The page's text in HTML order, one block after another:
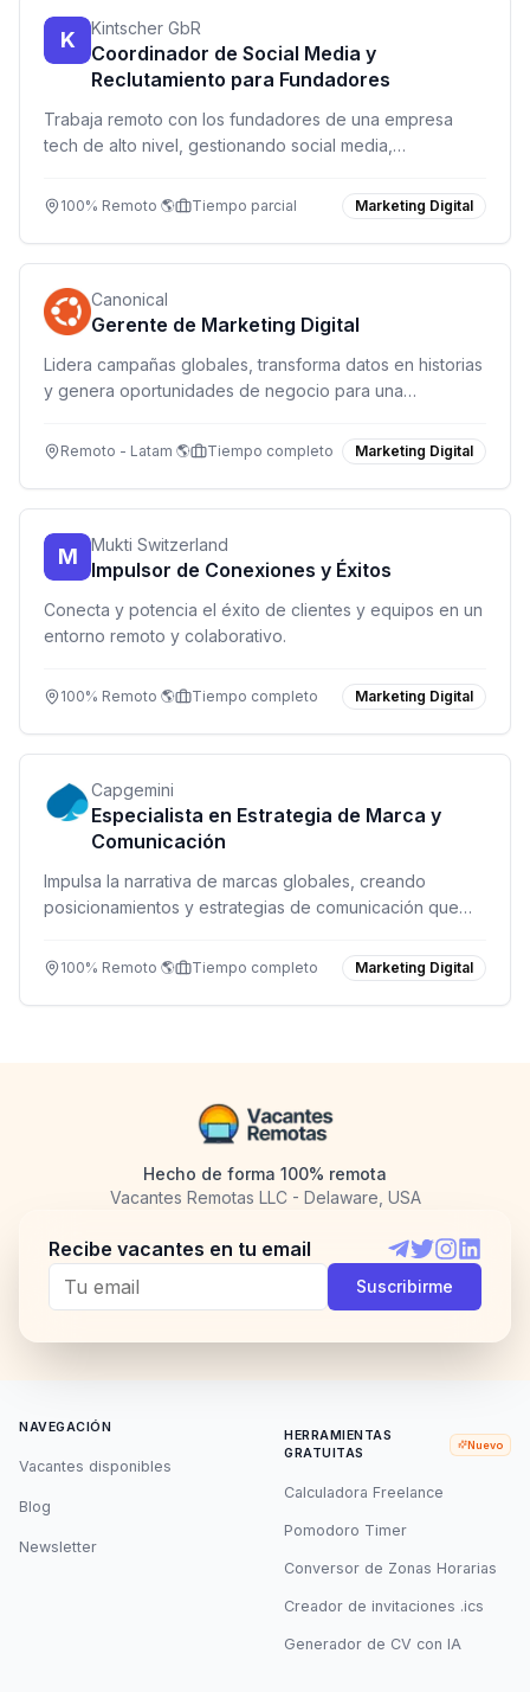
K Kintscher GbR
Coordinador de Social Media y
Reclutamiento para Fundadores
Trabaja remoto con los fundadores de una empresa
tech de alto nivel, gestionando social media,
100% Remoto 🌎 Tiempo parcial Marketing Digital
Canonical
Gerente de Marketing Digital
Lidera campañas globales, transforma datos en historias
y genera oportunidades de negocio para una
IoT.Remoto - Latam 🌎 Tiempo completo Marketing Digital
M Mukti Switzerland
Impulsor de Conexiones y Éxitos
Conecta y potencia el éxito de clientes y equipos en un
entorno remoto y colaborativo.
100% Remoto 🌎 Tiempo completo Marketing Digital
Capgemini
Especialista en Estrategia de Marca y
Comunicación
Impulsa la narrativa de marcas globales, creando
posicionamientos y estrategias de comunicación que
sostenible.
100% Remoto 🌎 Tiempo completo Marketing Digital
Hecho de forma 100% remota
Vacantes Remotas LLC - Delaware, USA
Recibe vacantes en tu email
Telegram
TwitterInstagram
Suscribirme
NAVEGACIÓN
Vacantes disponibles
Blog
Newsletter
HERRAMIENTAS
GRATUITAS
Nuevo
Calculadora Freelance
Pomodoro Timer
Conversor de Zonas Horarias
Creador de invitaciones .ics
Generador de CV con IA